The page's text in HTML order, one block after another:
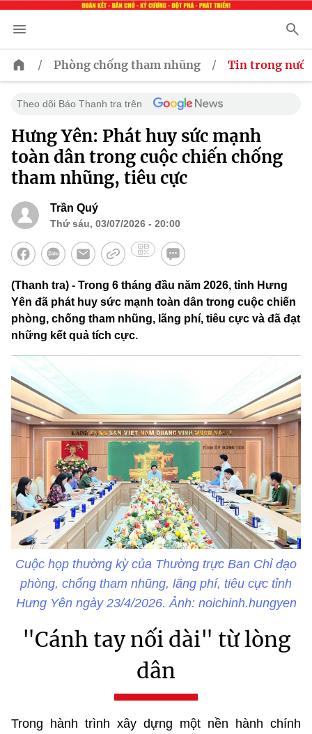
/ Phòng chống tham nhũng / Tin trong nước
Theo dõi Báo Thanh tra trên
Hưng Yên: Phát huy sức mạnh
toàn dân trong cuộc chiến chống
tham nhũng, tiêu cực
Trần Quý
Thứ sáu, 03/07/2026 - 20:00
(Thanh tra) - Trong 6 tháng đầu năm 2026, tỉnh Hưng
Yên đã phát huy sức mạnh toàn dân trong cuộc chiến
phòng, chống tham nhũng, lãng phí, tiêu cực và đã đạt
những kết quả tích cực.
Cuộc họp thường kỳ của Thường trực Ban Chỉ đạo
phòng, chống tham nhũng, lãng phí, tiêu cực tỉnh
Hưng Yên ngày 23/4/2026. Ảnh: noichinh.hungyen
"Cánh tay nối dài" từ lòng
dân
Trong hành trình xây dựng một nền hành chính